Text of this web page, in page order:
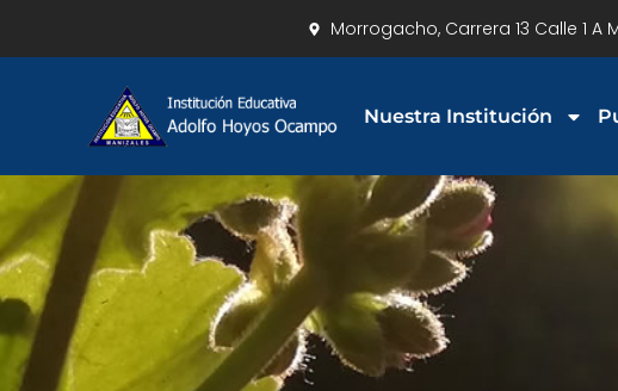
Morrogacho, Carrera 13 Calle 1 A
Nuestra Institución